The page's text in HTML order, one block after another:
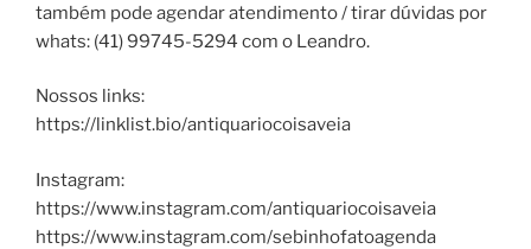
também pode agendar atendimento / tirar dúvidas por
whats: (41) 99745-5294 com o Leandro.
Nossos links:
https://linklist.bio/antiquariocoisaveia
Instagram:
https://www.instagram.com/antiquariocoisaveia
https://www.instagram.com/sebinhofatoagenda